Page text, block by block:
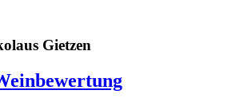
Gietzen